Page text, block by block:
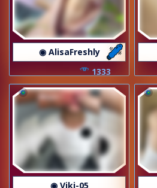
◉ AlisaFreshly
1333
◉ Viki-05